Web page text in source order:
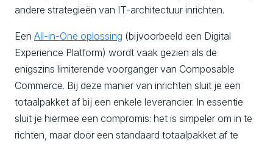
andere strategieën van IT-architectuur inrichten.
Een All-in-One oplossing (bijvoorbeeld een Digital
Experience Platform) wordt vaak gezien als de
enigszins limiterende voorganger van Composable
Commerce. Bij deze manier van inrichten sluit je een
totaalpakket af bij een enkele leverancier. In essentie
sluit je hiermee een compromis: het is simpeler om in te
richten, maar door een standaard totaalpakket af te